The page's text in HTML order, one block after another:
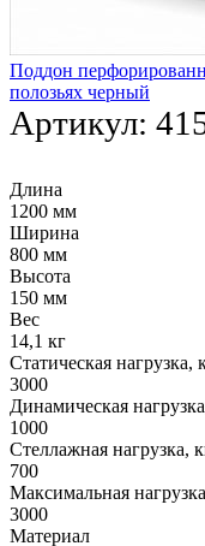
Поддон
полозьях черный
Артикул:
Длина
1200 мм
Ширина
800 мм
Высота
150 мм
Вес
14,1 кг
Статическая нагрузка,
3000
Динамическая
1000
Стеллажная нагрузка,
700
Максимальная
3000
Материал